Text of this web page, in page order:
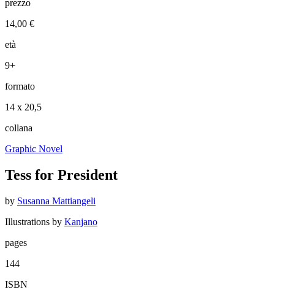
prezzo
14,00 €
età
9+
formato
14 x 20,5
collana
Graphic Novel
Tess for President
by Susanna Mattiangeli
Illustrations by Kanjano
pages
144
ISBN